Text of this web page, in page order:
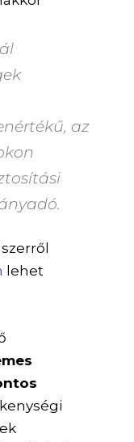
az
.
lehet